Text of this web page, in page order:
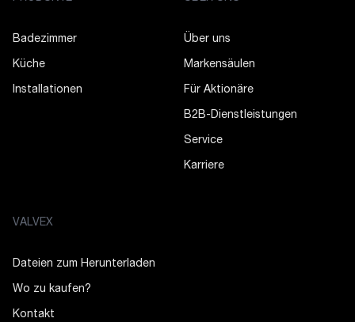
Badezimmer
Küche
Installationen
Über uns
Markensäulen
Für Aktionäre
B2B-Dienstleistungen
Service
Karriere
VALVEX
Dateien zum Herunterladen
Wo zu kaufen?
Kontakt